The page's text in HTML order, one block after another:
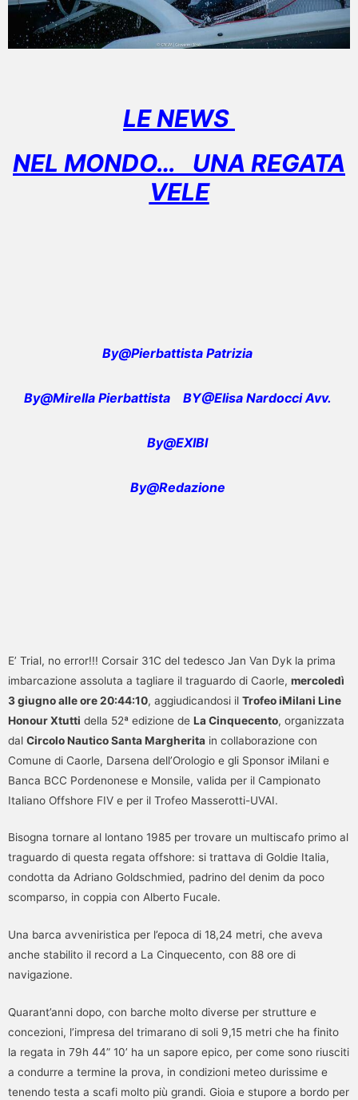
LE NEWS
NEL MONDO… UNA REGATA
VELE
By@Pierbattista Patrizia
By@Mirella Pierbattista BY@Elisa Nardocci Avv.
By@EXIBI
By@Redazione
E’ Trial, no error!!! Corsair 31C del tedesco Jan Van Dyk la prima
imbarcazione assoluta a tagliare il traguardo di Caorle, mercoledì
3 giugno alle ore 20:44:10, aggiudicandosi il Trofeo iMilani Line
Honour Xtutti della 52ª edizione de La Cinquecento, organizzata
dal Circolo Nautico Santa Margherita in collaborazione con
Comune di Caorle, Darsena dell’Orologio e gli Sponsor iMilani e
Banca BCC Pordenonese e Monsile, valida per il Campionato
Italiano Offshore FIV e per il Trofeo Masserotti-UVAI.
Bisogna tornare al lontano 1985 per trovare un multiscafo primo al
traguardo di questa regata offshore: si trattava di Goldie Italia,
condotta da Adriano Goldschmied, padrino del denim da poco
scomparso, in coppia con Alberto Fucale.
Una barca avveniristica per l’epoca di 18,24 metri, che aveva
anche stabilito il record a La Cinquecento, con 88 ore di
navigazione.
Quarant’anni dopo, con barche molto diverse per strutture e
concezioni, l’impresa del trimarano di soli 9,15 metri che ha finito
la regata in 79h 44” 10’ ha un sapore epico, per come sono riusciti
a condurre a termine la prova, in condizioni meteo durissime e
tenendo testa a scafi molto più grandi. Gioia e stupore a bordo per